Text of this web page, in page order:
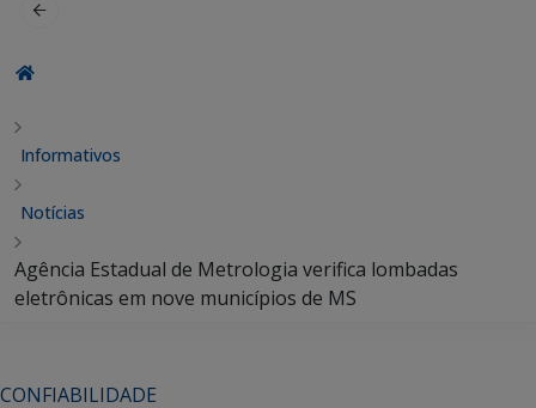
Informativos
Notícias
Agência Estadual de Metrologia verifica lombadas
eletrônicas em nove municípios de MS
CONFIABILIDADE